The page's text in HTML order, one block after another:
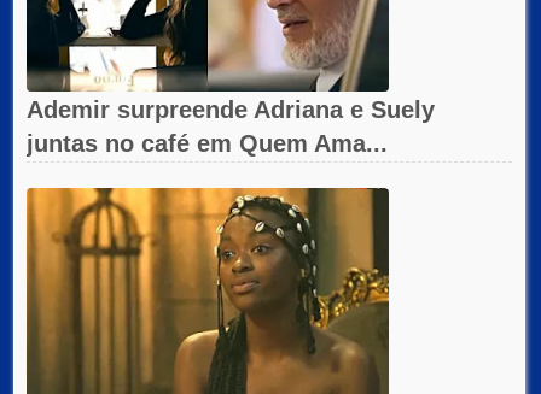
Ademir surpreende Adriana e Suely
juntas no café em Quem Ama...